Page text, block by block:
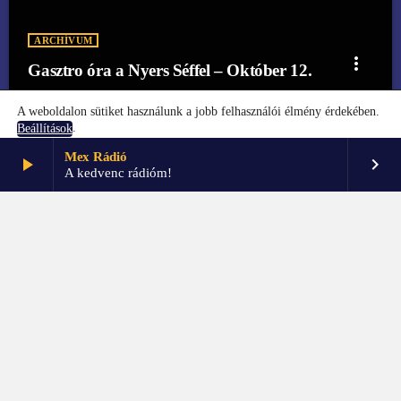
play_arrow
Mex Rádió
A kedvenc rádióm!
keyboard_arrow_right
ARCHÍVUM
Gasztro óra a Nyers Séffel – Október 12. more_vert
FŐOLDAL
A weboldalon sütiket használunk a jobb felhasználói élmény érdekében.
Beállítások.
Elfogadom Beállítások